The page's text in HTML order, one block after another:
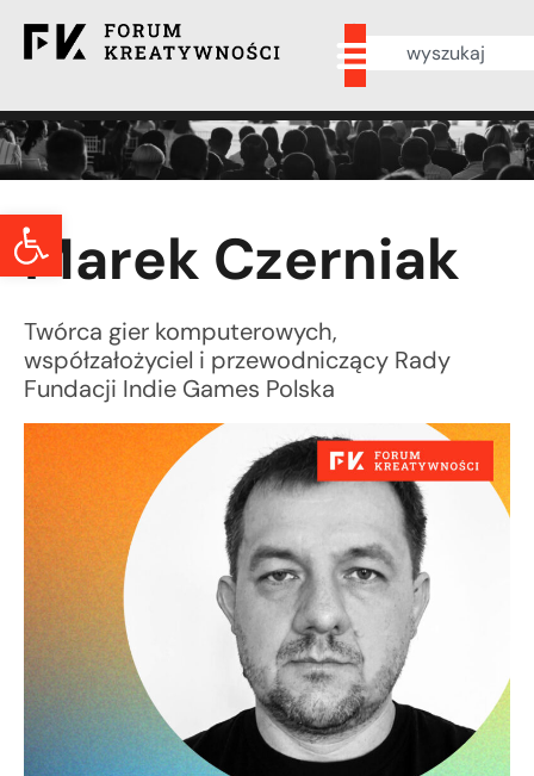
Otwórz pasek narzędzi
Marek Czerniak
Twórca gier komputerowych,
współzałożyciel i przewodniczący Rady
Fundacji Indie Games Polska